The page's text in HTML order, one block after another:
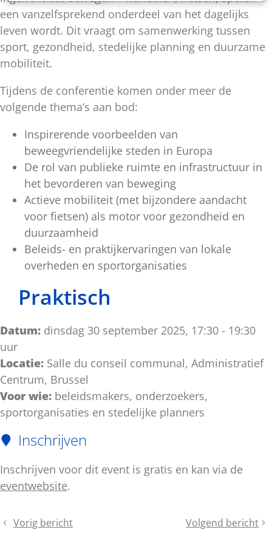
een vanzelfsprekend onderdeel van het dagelijks
leven wordt. Dit vraagt om samenwerking tussen
sport, gezondheid, stedelijke planning en duurzame
mobiliteit.
Tijdens de conferentie komen onder meer de
volgende thema’s aan bod:
Inspirerende voorbeelden van
beweegvriendelijke steden in Europa
De rol van publieke ruimte en infrastructuur in
het bevorderen van beweging
Actieve mobiliteit (met bijzondere aandacht
voor fietsen) als motor voor gezondheid en
duurzaamheid
Beleids- en praktijkervaringen van lokale
overheden en sportorganisaties
Praktisch
Datum: dinsdag 30 september 2025, 17:30 - 19:30
uur
Locatie: Salle du conseil communal, Administratief
Centrum, Brussel
Voor wie: beleidsmakers, onderzoekers,
sportorganisaties en stedelijke planners
Inschrijven
Inschrijven voor dit event is gratis en kan via de
eventwebsite.
DeelVorig bericht
Internationale
Volgend bericht
Geef